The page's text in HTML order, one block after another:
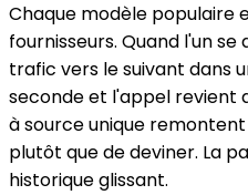
Chaque modèle populaire
fournisseurs. Quand l'un
trafic vers le suivant dans
seconde et l'appel revient
à source unique
plutôt que de deviner. La
historique glissant.